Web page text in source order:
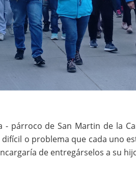
- párroco de San Martin de la
o problema que cada uno
de entregárselos a su